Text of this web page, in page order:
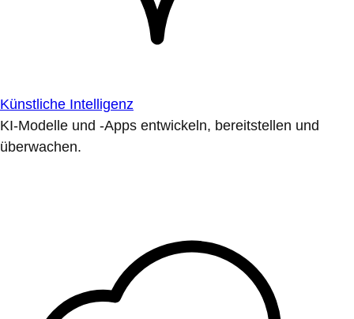
Künstliche Intelligenz
KI-Modelle und -Apps entwickeln, bereitstellen und
überwachen.